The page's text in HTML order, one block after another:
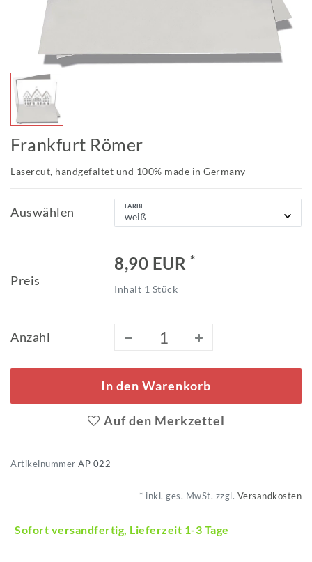
Frankfurt Römer
Lasercut, handgefaltet und 100% made in Germany
Auswählen FARBE
Preis
8,90 EUR *
Inhalt 1 Stück
Anzahl
In den Warenkorb
Auf den Merkzettel
Artikelnummer AP 022
* inkl. ges. MwSt. zzgl. Versandkosten
Sofort versandfertig, Lieferzeit 1-3 Tage